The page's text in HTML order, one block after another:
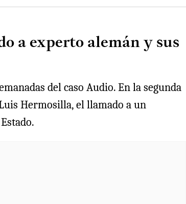
a experto alemán y sus
del caso Audio. En la segunda
Hermosilla, el llamado a un